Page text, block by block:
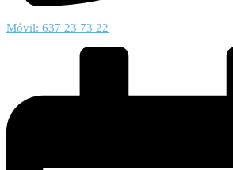
Móvil: 637 23 73 22